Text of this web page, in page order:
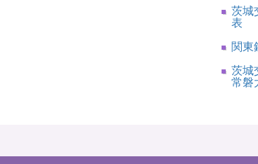
茨城
表
関東
茨
常磐